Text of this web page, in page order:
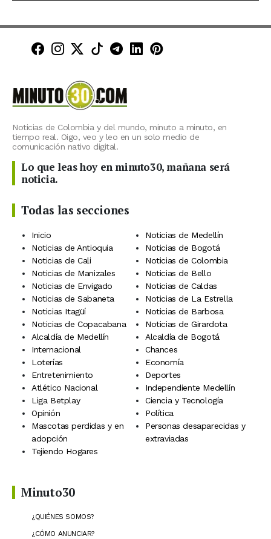
Minuto30 en Facebook
Minuto30 en Instagram
Minuto30 en X (Twitter)
Minuto30 en TikTok
Canal de Minuto30 en
Minuto30 en LinkedIn
Minuto30 en
Noticias de Colombia y del mundo, minuto a minuto, en
tiempo real. Oigo, veo y leo en un solo medio de
comunicación nativo digital.
Lo que leas hoy en minuto30, mañana será
noticia.
Todas las secciones
Inicio
Noticias de Medellín
Noticias de Antioquia
Noticias de Bogotá
Noticias de Cali
Noticias de Colombia
Noticias de Manizales
Noticias de Bello
Noticias de Envigado
Noticias de Caldas
Noticias de Sabaneta
Noticias de La Estrella
Noticias Itagüí
Noticias de Barbosa
Noticias de Copacabana
Noticias de Girardota
Alcaldía de Medellín
Alcaldía de Bogotá
Internacional
Chances
Loterías
Economía
Entretenimiento
Deportes
Atlético Nacional
Independiente Medellín
Liga Betplay
Ciencia y Tecnología
Opinión
Política
Mascotas perdidas y en
adopción
Personas desaparecidas y
extraviadas
Tejiendo Hogares
Minuto30
¿QUIÉNES SOMOS?
¿CÓMO ANUNCIAR?